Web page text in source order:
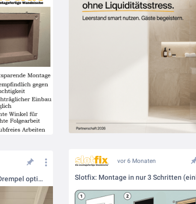
vor 6 Monaten
Die Nachttisch-Alternative: Drempel optimal ausnutzen